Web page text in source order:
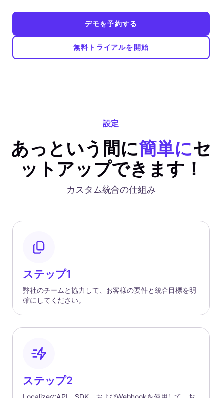
デモを予約する
無料トライアルを開始
設定
あっという間に簡単にセ
ットアップできます！
カスタム統合の仕組み
ステップ1
弊社のチームと協力して、お客様の要件と統合目標を明
確にしてください。
ステップ2
LocalizeのAPI、SDK、およびWebhookを使用して、お